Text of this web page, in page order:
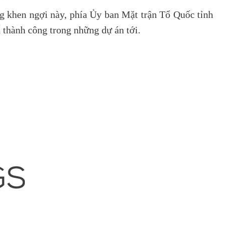
ngợi này, phía Ủy ban Mặt trận Tổ Quốc tỉnh
công trong những dự án tới.